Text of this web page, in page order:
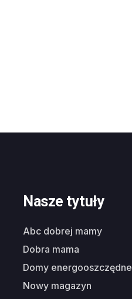
Nasze tytuły
abc dobrej mamy
dobra mama
domy energooszczędne
nowy magazyn